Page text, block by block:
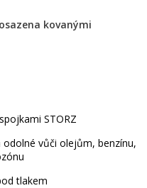
kovanými
STORZ
vůči olejům, benzínu,
tlakem